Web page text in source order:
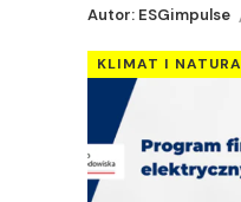
Autor: ESGimpulse
KLIMAT I NATURA